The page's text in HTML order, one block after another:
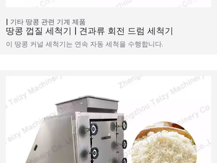
기타 땅콩 관련 기계 제품
땅콩 껍질 세척기 | 견과류 회전 드럼 세척기
이 땅콩 커널 세척기는 연속 자동 세척을 수행합니다.